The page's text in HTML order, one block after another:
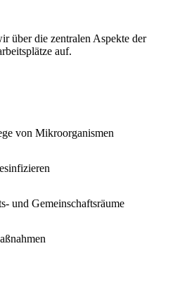
über die zentralen Aspekte der
auf.
von Mikroorganismen
und Gemeinschaftsräume